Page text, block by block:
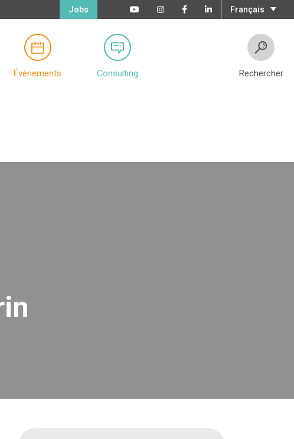
Français
Jobs
Événements Consulting Rechercher